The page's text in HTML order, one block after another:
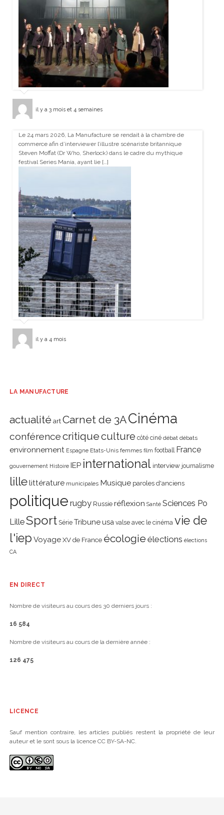
il y a 3 mois et 4 semaines
Le 24 mars 2026, La Manufacture se rendait à la chambre de
commerce afin d’interviewer l’illustre scénariste britannique
Steven Moffat (Dr Who, Sherlock) dans le cadre du mythique
festival Series Mania, ayant lie […]
il y a 4 mois
LA MANUFACTURE
actualité art Carnet de 3ACinéma
conférencecritiqueculture côté ciné débat débats
environnement Espagne Etats-Unis femmes film football France
gouvernement Histoire IEP international interview journalisme
lillelittérature municipales Musique paroles d'anciens
politique rugby Russie réflexion Santé Sciences Po
LilleSport Série Tribune usa valse avec le cinéma vie de
l'iep Voyage XV de France écologie élections élections
CA
EN DIRECT
Nombre de visiteurs au cours des 30 derniers jours :
16 584
Nombre de visiteurs au cours de la dernière année :
126 475
LICENCE
Sauf mention contraire, les articles publiés restent la propriété de leur
auteur et le sont sous la licence CC BY-SA-NC.